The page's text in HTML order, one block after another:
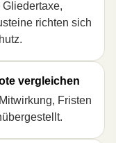
richten sich
ver­gleichen
Fristen